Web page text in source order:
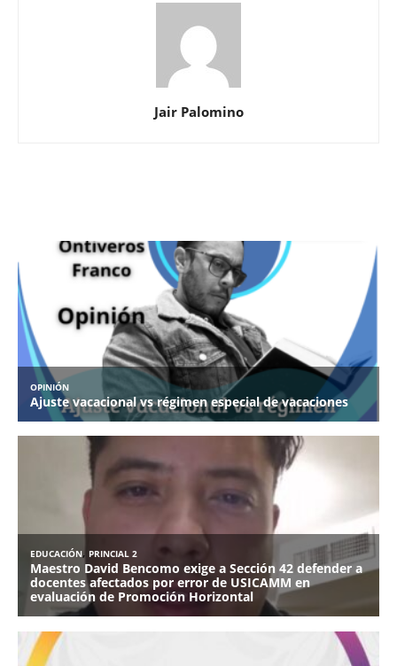
Jair Palomino